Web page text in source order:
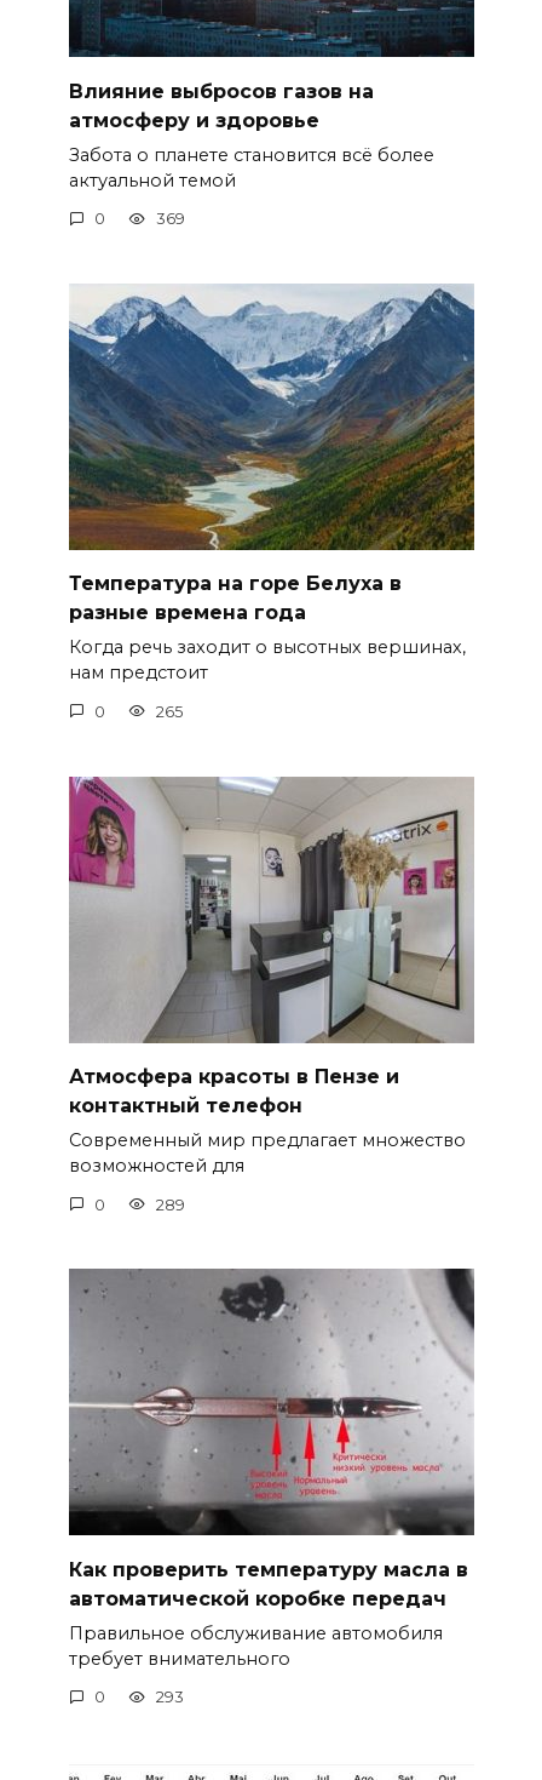
Влияние выбросов газов на
атмосферу и здоровье
Забота о планете становится всё более
актуальной темой
0 369
Температура на горе Белуха в
разные времена года
Когда речь заходит о высотных вершинах,
нам предстоит
0 265
Атмосфера красоты в Пензе и
контактный телефон
Современный мир предлагает множество
возможностей для
0 289
Как проверить температуру масла в
автоматической коробке передач
Правильное обслуживание автомобиля
требует внимательного
0 293